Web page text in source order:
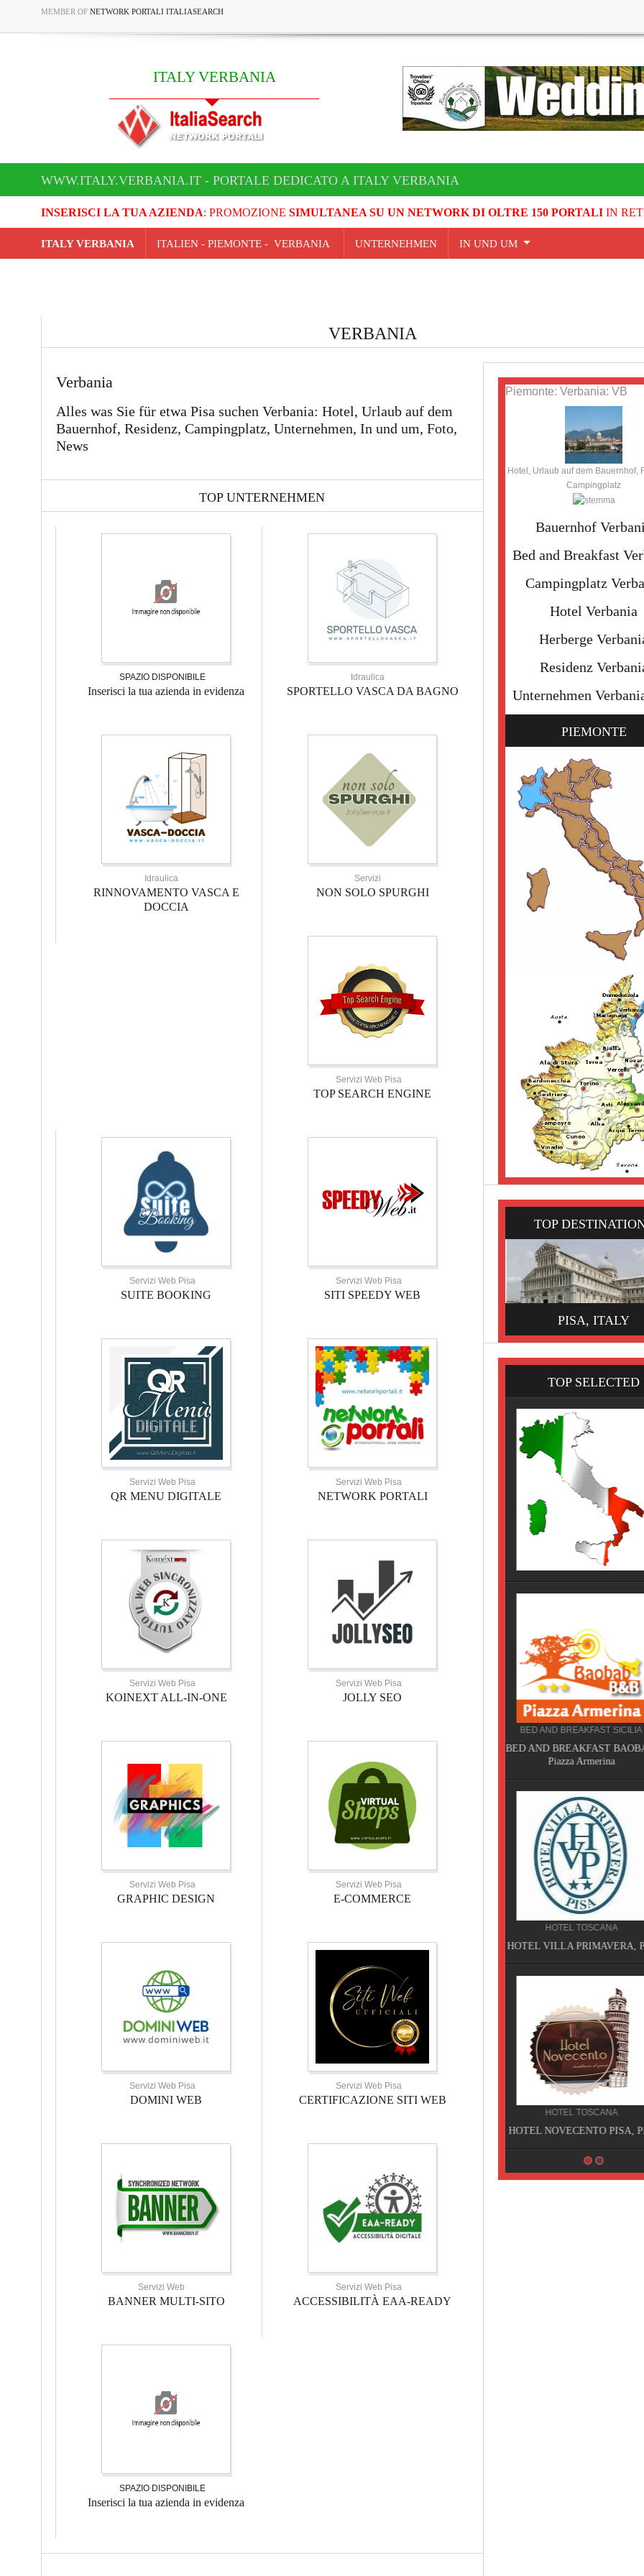
MEMBER OF NETWORK PORTALI ITALIASEARCH
ITALY VERBANIA
WWW.ITALY.VERBANIA.IT - PORTALE DEDICATO A ITALY VERBANIA
INSERISCI LA TUA AZIENDA: PROMOZIONE SIMULTANEA SU UN NETWORK DI OLTRE 150 PORTALIIN
ITALY VERBANIA ITALIEN - PIEMONTE - VERBANIA UNTERNEHMEN IN UND UM
VERBANIA
Verbania
Alles was Sie für etwa Pisa suchen Verbania: Hotel, Urlaub auf dem
Bauernhof, Residenz, Campingplatz, Unternehmen, In und um, Foto,
News
TOP UNTERNEHMEN
SPAZIO DISPONIBILE
Inserisci la tua azienda in evidenza
Idraulica
SPORTELLO VASCA DA BAGNO
Idraulica
RINNOVAMENTO VASCA E
DOCCIA
Servizi
NON SOLO SPURGHI
Servizi Web Pisa
TOP SEARCH ENGINE
Servizi Web Pisa
SUITE BOOKING
Servizi Web Pisa
SITI SPEEDY WEB
Servizi Web Pisa
QR MENU DIGITALE
Servizi Web Pisa
NETWORK PORTALI
Servizi Web Pisa
KOINEXT ALL-IN-ONE
Servizi Web Pisa
JOLLY SEO
Servizi Web Pisa
GRAPHIC DESIGN
Servizi Web Pisa
E-COMMERCE
Servizi Web Pisa
DOMINI WEB
Servizi Web Pisa
CERTIFICAZIONE SITI WEB
Servizi Web
BANNER MULTI-SITO
Servizi Web Pisa
ACCESSIBILITÀ EAA-READY
SPAZIO DISPONIBILE
Inserisci la tua azienda in evidenza
Piemonte: Verbania: VB
Hotel, Urlaub auf dem Bauernhof,
Campingplatz
Bauernhof
Bed and Breakfast
Campingplatz
Hotel Verbania
Herberge
Residenz
Unternehmen
PIEMONTE
TOP
PISA, ITALY
TOP SELECTED
Piazza Armerina
HOTEL VILLA PRIMAVERA, Pisa
HOTEL TOSCANA
HOTEL NOVECENTO
CAMPEGGIO TOSCANA
TORRE PENDENTE
VILLAGE, Pisa
SERVIZI TOSCANA
VELATHRI TOUR, Casciana